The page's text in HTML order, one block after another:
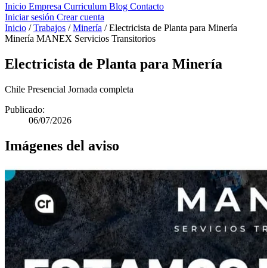
Inicio Empresa Curriculum Blog Contacto
Iniciar sesión Crear cuenta
Inicio / Trabajos / Minería / Electricista de Planta para Minería
Minería MANEX Servicios Transitorios
Electricista de Planta para Minería
Chile Presencial Jornada completa
Publicado:
06/07/2026
Imágenes del aviso